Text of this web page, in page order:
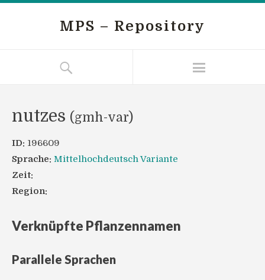
MPS – Repository
nutzes (gmh-var)
ID: 196609
Sprache: Mittelhochdeutsch Variante
Zeit:
Region:
Verknüpfte Pflanzennamen
Parallele Sprachen